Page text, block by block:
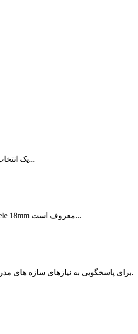
تخته چندلای توس ROCPLEX® UV یک انتخاب عالی برای پروژه هایی است که به دوام بالا و...
SAPELE FANCY PLYWOOD 18mm ROCPLEX® ® Fancy Plywood Board Sapele 18mm معروف است...
ASH PLYWOOD 18MM ROCPLEX® Ash Plywood 18mm برای پاسخگویی به نیازهای سازه های مدرن طراحی شده است.